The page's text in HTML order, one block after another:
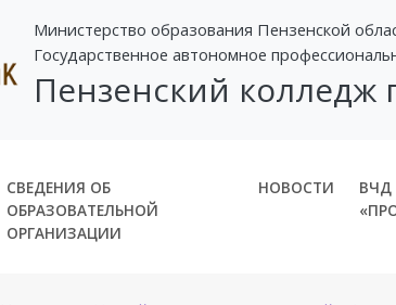
Министерство образования Пензенской
Государственное автономное
Пензенский
СВЕДЕНИЯ ОБ
ОБРАЗОВАТЕЛЬНОЙ
ОРГАНИЗАЦИИ
НОВОСТИ
ВЧД